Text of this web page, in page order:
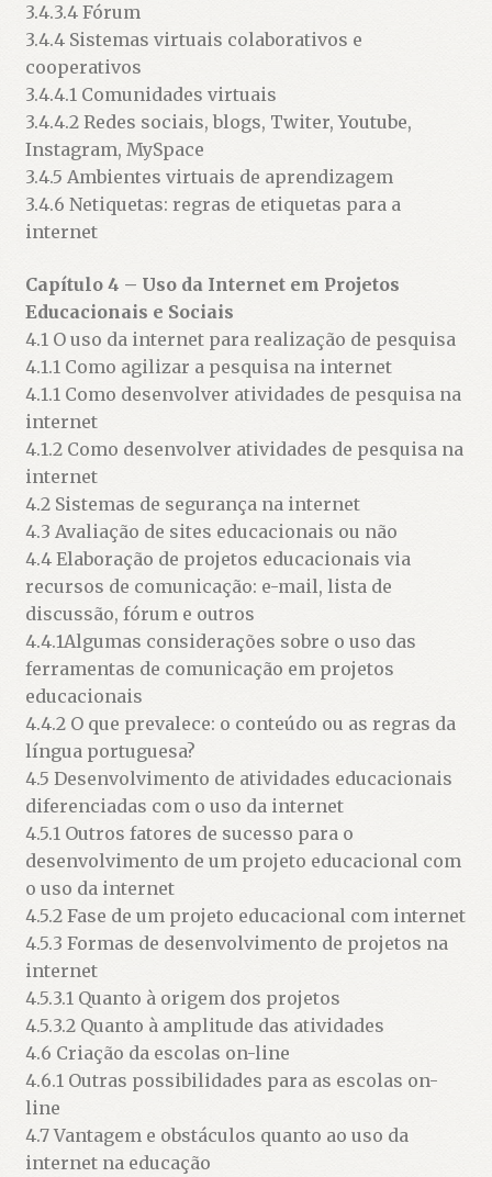
3.4.3.4 Fórum
3.4.4 Sistemas virtuais colaborativos e
cooperativos
3.4.4.1 Comunidades virtuais
3.4.4.2 Redes sociais, blogs, Twiter, Youtube,
Instagram, MySpace
3.4.5 Ambientes virtuais de aprendizagem
3.4.6 Netiquetas: regras de etiquetas para a
internet
Capítulo 4 – Uso da Internet em Projetos
Educacionais e Sociais
4.1 O uso da internet para realização de pesquisa
4.1.1 Como agilizar a pesquisa na internet
4.1.1 Como desenvolver atividades de pesquisa na
internet
4.1.2 Como desenvolver atividades de pesquisa na
internet
4.2 Sistemas de segurança na internet
4.3 Avaliação de sites educacionais ou não
4.4 Elaboração de projetos educacionais via
recursos de comunicação: e-mail, lista de
discussão, fórum e outros
4.4.1Algumas considerações sobre o uso das
ferramentas de comunicação em projetos
educacionais
4.4.2 O que prevalece: o conteúdo ou as regras da
língua portuguesa?
4.5 Desenvolvimento de atividades educacionais
diferenciadas com o uso da internet
4.5.1 Outros fatores de sucesso para o
desenvolvimento de um projeto educacional com
o uso da internet
4.5.2 Fase de um projeto educacional com internet
4.5.3 Formas de desenvolvimento de projetos na
internet
4.5.3.1 Quanto à origem dos projetos
4.5.3.2 Quanto à amplitude das atividades
4.6 Criação da escolas on-line
4.6.1 Outras possibilidades para as escolas on-
line
4.7 Vantagem e obstáculos quanto ao uso da
internet na educação